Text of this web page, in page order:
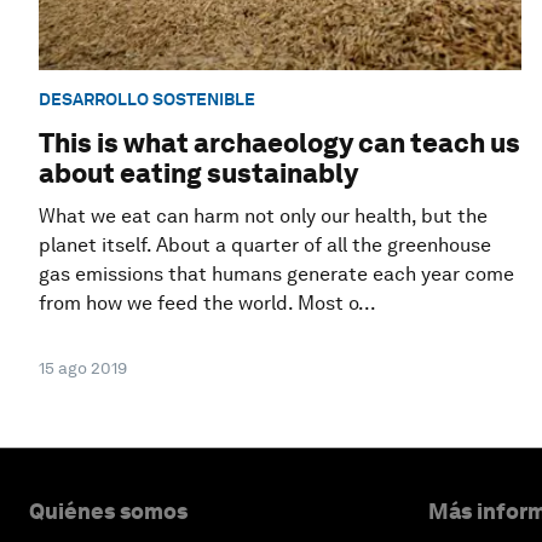
DESARROLLO SOSTENIBLE
This is what archaeology can teach us
about eating sustainably
What we eat can harm not only our health, but the
planet itself. About a quarter of all the greenhouse
gas emissions that humans generate each year come
from how we feed the world. Most o...
15 ago 2019
Quiénes somos Más